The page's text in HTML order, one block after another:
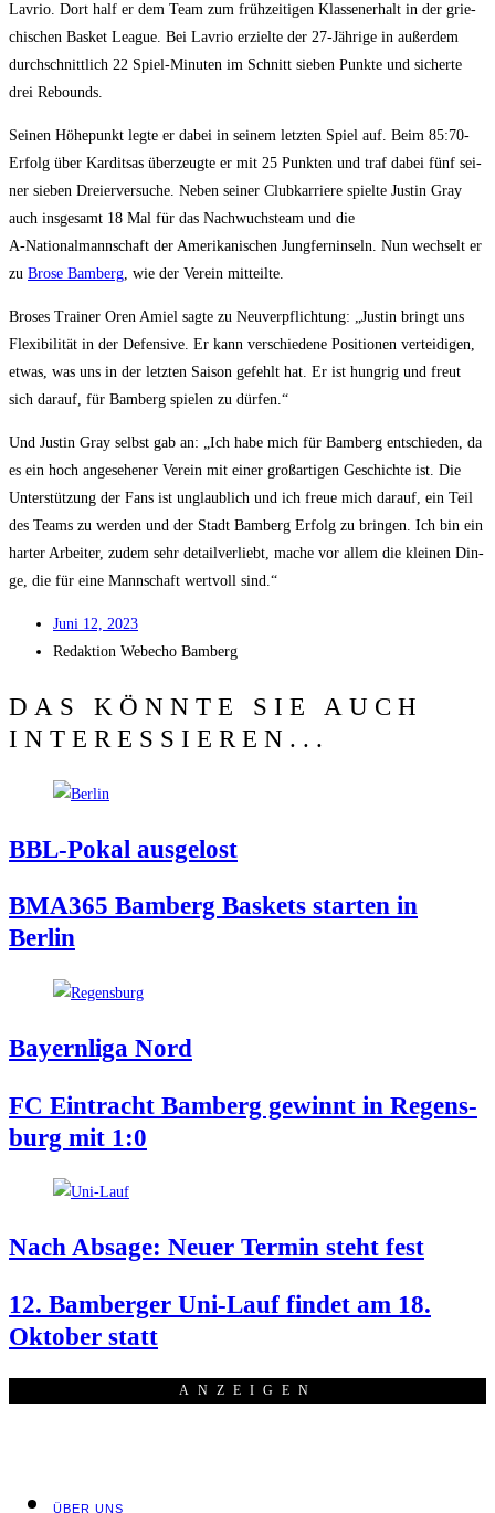
Lavrio. Dort half er dem Team zum früh­zei­ti­gen Klas­sen­er­halt in der grie­
chi­schen Bas­ket League. Bei Lavrio erziel­te der 27-Jäh­ri­ge in außer­dem
durch­schnitt­lich 22 Spiel-Minu­ten im Schnitt sie­ben Punk­te und sicher­te
drei Rebounds.
Sei­nen Höhe­punkt leg­te er dabei in sei­nem letz­ten Spiel auf. Beim 85:70-
Erfolg über Kar­dit­s­as über­zeug­te er mit 25 Punk­ten und traf dabei fünf sei­
ner sie­ben Drei­er­ver­su­che. Neben sei­ner Club­kar­rie­re spiel­te Jus­tin Gray
auch ins­ge­samt 18 Mal für das Nach­wuchs­team und die
A‑Nationalmannschaft der Ame­ri­ka­ni­schen Jung­fern­in­seln. Nun wech­selt er
zu Bro­se Bam­berg, wie der Ver­ein mitteilte.
Bro­ses Trai­ner Oren Amiel sag­te zu Neu­ver­pflich­tung: „Jus­tin bringt uns
Fle­xi­bi­li­tät in der Defen­si­ve. Er kann ver­schie­de­ne Posi­tio­nen ver­tei­di­gen,
etwas, was uns in der letz­ten Sai­son gefehlt hat. Er ist hung­rig und freut
sich dar­auf, für Bam­berg spie­len zu dürfen.“
Und Jus­tin Gray selbst gab an: „Ich habe mich für Bam­berg ent­schie­den, da
es ein hoch ange­se­he­ner Ver­ein mit einer groß­ar­ti­gen Geschich­te ist. Die
Unter­stüt­zung der Fans ist unglaub­lich und ich freue mich dar­auf, ein Teil
des Teams zu wer­den und der Stadt Bam­berg Erfolg zu brin­gen. Ich bin ein
har­ter Arbei­ter, zudem sehr detail­ver­liebt, mache vor allem die klei­nen Din­
ge, die für eine Mann­schaft wert­voll sind.“
Juni 12, 2023
Redak­ti­on Web­echo Bamberg
DAS KÖNNTE SIE AUCH
INTERESSIEREN...
BBL-Pokal aus­ge­lost
BMA365 Bam­berg Bas­kets star­ten in
Berlin
Bay­ern­li­ga Nord
FC Ein­tracht Bam­berg gewinnt in Regens­
burg mit 1:0
Nach Absa­ge: Neu­er Ter­min steht fest
12. Bam­ber­ger Uni-Lauf fin­det am 18.
Okto­ber statt
ANZEI­GEN
ÜBER UNS